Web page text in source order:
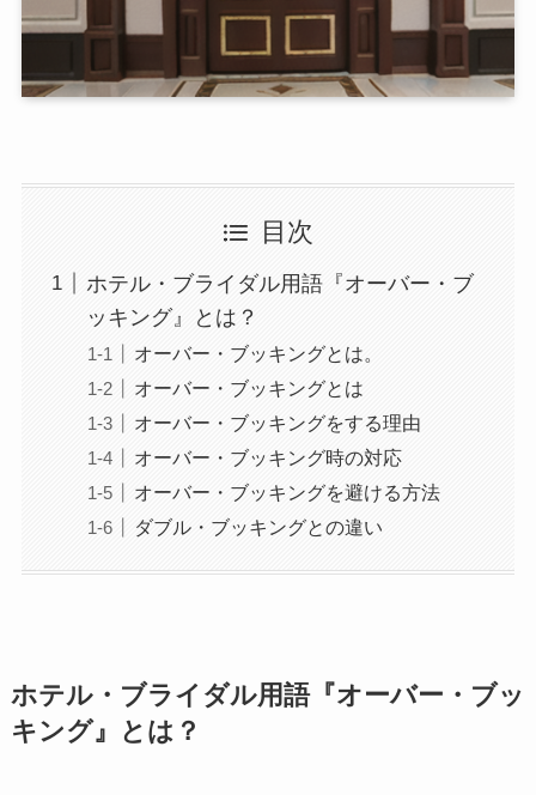
目次
ホテル・ブライダル用語『オーバー・ブ
ッキング』とは？
オーバー・ブッキングとは。
オーバー・ブッキングとは
オーバー・ブッキングをする理由
オーバー・ブッキング時の対応
オーバー・ブッキングを避ける方法
ダブル・ブッキングとの違い
ホテル・ブライダル用語『オーバー・ブッ
キング』とは？